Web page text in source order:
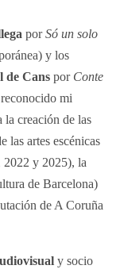
porSó un solo
y los
de Cans por Conte
mi
la creación de las
las artes escénicas
2022 y 2025), la
de Barcelona)
de A Coruña
y socio